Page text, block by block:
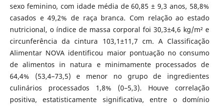
sexo feminino, com idade média de 60,85 ± 9,3 anos, 58,8%
casados e 49,2% de raça branca. Com relação ao estado
nutricional, o índice de massa corporal foi 30,3±4,6 kg/m² e
circunferência da cintura 103,1±11,7 cm. A Classificação
Alimentar NOVA identificou maior pontuação no consumo
de alimentos in natura e minimamente processados de
64,4% (53,4–73,5) e menor no grupo de ingredientes
culinários processados 1,8% (0–5,3). Houve correlação
positiva, estatisticamente significativa, entre o domínio